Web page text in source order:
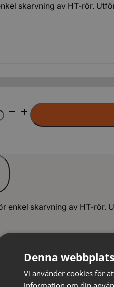
skarvning av HT-rör.
enkel skarvning av HT-rör.
Denna
Vi använder cookies för
information om din